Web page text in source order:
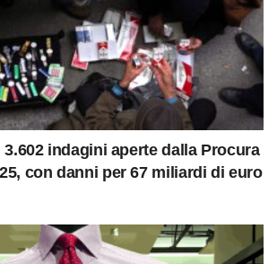
indagini aperte dalla Procura
con danni per 67 miliardi di euro